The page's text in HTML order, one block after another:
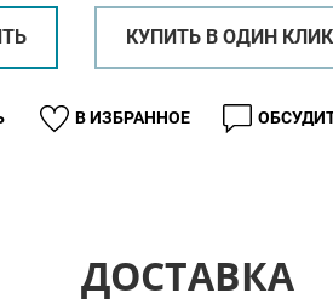
КУПИТЬ В ОДИН КЛИК
В ИЗБРАННОЕ
ДОСТАВКА